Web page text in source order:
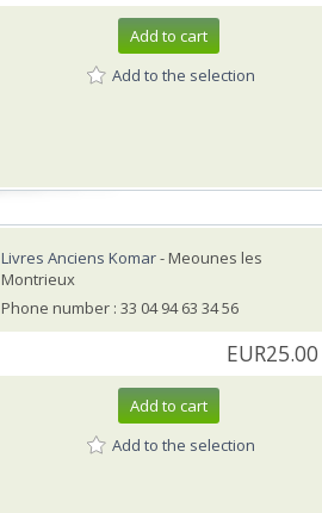
Add to cart
Add to the selection
Livres Anciens Komar- Meounes les
Montrieux
Phone number : 33 04 94 63 34 56
EUR25.00
Add to cart
Add to the selection